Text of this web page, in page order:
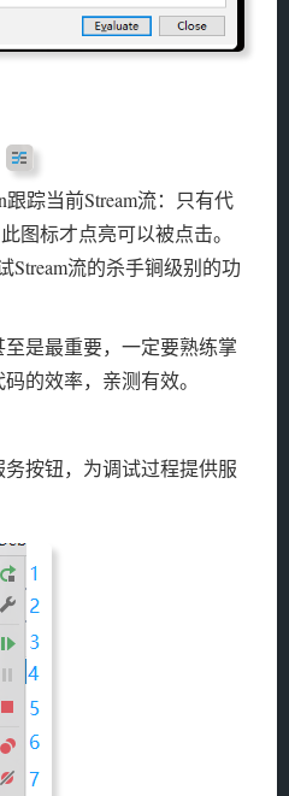
跟踪当前Stream流：只有代
图标才点亮可以被点击。
流的杀手锏级别的功
是最重要，一定要熟练掌
的效率，亲测有效。
按钮，为调试过程提供服